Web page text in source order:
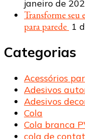
janeiro de
Transforme seu
para parede 1
Categorias
Acessórios
Adesivos
Adesivos
Cola
Cola branca
cola de